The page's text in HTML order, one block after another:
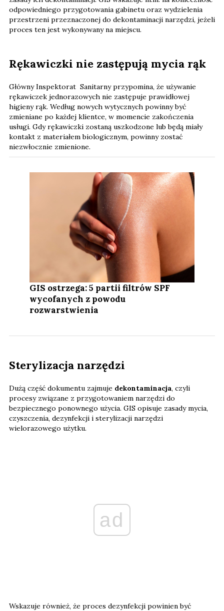
odpowiedniego przygotowania gabinetu oraz wydzielenia
przestrzeni przeznaczonej do dekontaminacji narzędzi, jeżeli
proces ten jest wykonywany na miejscu.
Rękawiczki nie zastępują mycia rąk
Główny Inspektorat Sanitarny przypomina, że używanie
rękawiczek jednorazowych nie zastępuje prawidłowej
higieny rąk. Według nowych wytycznych powinny być
zmieniane po każdej klientce, w momencie zakończenia
usługi. Gdy rękawiczki zostaną uszkodzone lub będą miały
kontakt z materiałem biologicznym, powinny zostać
niezwłocznie zmienione.
GIS ostrzega: 5 partii filtrów SPF
wycofanych z powodu
rozwarstwienia
Sterylizacja narzędzi
Dużą część dokumentu zajmuje dekontaminacja, czyli
procesy związane z przygotowaniem narzędzi do
bezpiecznego ponownego użycia. GIS opisuje zasady mycia,
czyszczenia, dezynfekcji i sterylizacji narzędzi
wielorazowego użytku.
ad
Wskazuje również, że proces dezynfekcji powinien być